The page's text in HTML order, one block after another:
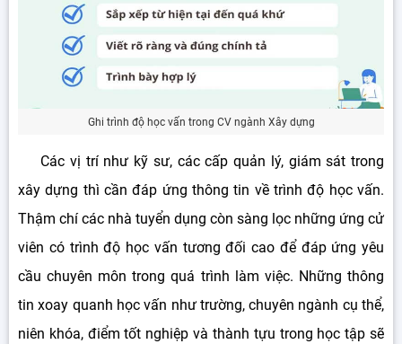
Ghi trình độ học vấn trong CV ngành Xây dựng
Các vị trí như kỹ sư, các cấp quản lý, giám sát trong
xây dựng thì cần đáp ứng thông tin về trình độ học vấn.
Thậm chí các nhà tuyển dụng còn sàng lọc những ứng cử
viên có trình độ học vấn tương đối cao để đáp ứng yêu
cầu chuyên môn trong quá trình làm việc. Những thông
tin xoay quanh học vấn như trường, chuyên ngành cụ thể,
niên khóa, điểm tốt nghiệp và thành tựu trong học tập sẽ